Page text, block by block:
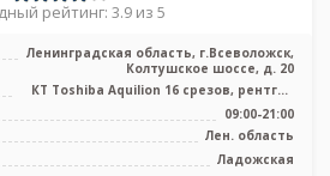
рейтинг: 3.9 из 5
Ленинградская область, г.Всеволожск,
Колтушское шоссе, д. 20
КТ Toshiba Aquilion 16 срезов, рентген
аппарат
09:00-21:00
Лен. область
Ладожская